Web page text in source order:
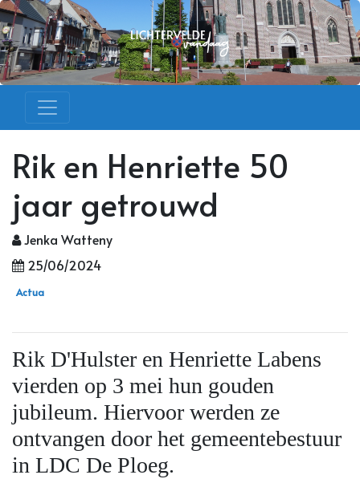
Rik en Henriette 50
jaar getrouwd
Jenka Watteny
25/06/2024
Actua
Rik D'Hulster en Henriette Labens
vierden op 3 mei hun gouden
jubileum. Hiervoor werden ze
ontvangen door het gemeentebestuur
in LDC De Ploeg.